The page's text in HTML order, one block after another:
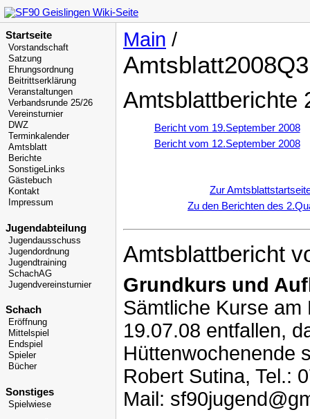
Startseite
Vorstandschaft
Satzung
Ehrungsordnung
Beitrittserklärung
Veranstaltungen
Verbandsrunde 25/26
Vereinsturnier
DWZ
Terminkalender
Amtsblatt
Berichte
SonstigeLinks
Gästebuch
Kontakt
Impressum
Jugendabteilung
Jugendausschuss
Jugendordnung
Jugendtraining
SchachAG
Jugendvereinsturnier
Schach
Eröffnung
Mittelspiel
Endspiel
Spieler
Bücher
Sonstiges
Spielwiese
Main /
Amtsblatt2008Q3
Amtsblattberichte
Bericht vom 19.September 2008
Bericht vom 12.September 2008
Zur
Zu den Berichten des
Amtsblattbericht
Grundkurs und
Sämtliche Kurse
19.07.08 entfallen,
Hüttenwochenende
Robert Sutina, Tel.:
Mail: